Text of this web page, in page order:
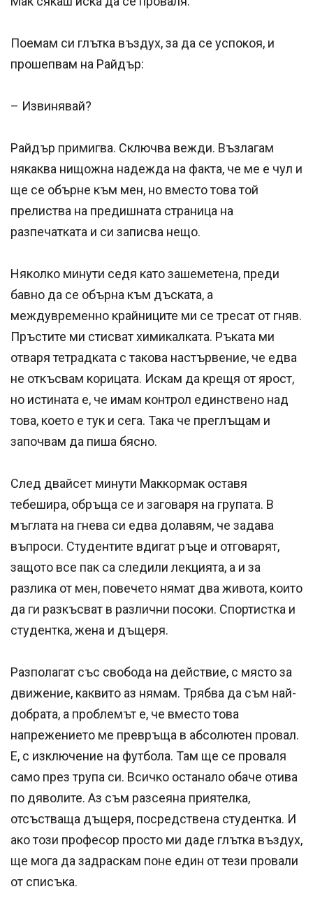
Поемам си глътка въздух, за да се успокоя, и
прошепвам на Райдър:
– Извинявай?
Райдър примигва. Сключва вежди. Възлагам
някаква нищожна надежда на факта, че ме е чул и
ще се обърне към мен, но вместо това той
прелиства на предишната страница на
разпечатката и си записва нещо.
Няколко минути седя като зашеметена, преди
бавно да се обърна към дъската, а
междувременно крайниците ми се тресат от гняв.
Пръстите ми стисват химикалката. Ръката ми
отваря тетрадката с такова настървение, че едва
не откъсвам корицата. Искам да крещя от ярост,
но истината е, че имам контрол единствено над
това, което е тук и сега. Така че преглъщам и
започвам да пиша бясно.
След двайсет минути Маккормак оставя
тебешира, обръща се и заговаря на групата. В
мъглата на гнева си едва долавям, че задава
въпроси. Студентите вдигат ръце и отговарят,
защото все пак са следили лекцията, а и за
разлика от мен, повечето нямат два живота, които
да ги разкъсват в различни посоки. Спортистка и
студентка, жена и дъщеря.
Разполагат със свобода на действие, с място за
движение, каквито аз нямам. Трябва да съм най-
добрата, а проблемът е, че вместо това
напрежението ме превръща в абсолютен провал.
Е, с изключение на футбола. Там ще се проваля
само през трупа си. Всичко останало обаче отива
по дяволите. Аз съм разсеяна приятелка,
отсъстваща дъщеря, посредствена студентка. И
ако този професор просто ми даде глътка въздух,
ще мога да задраскам поне един от тези провали
от списъка.